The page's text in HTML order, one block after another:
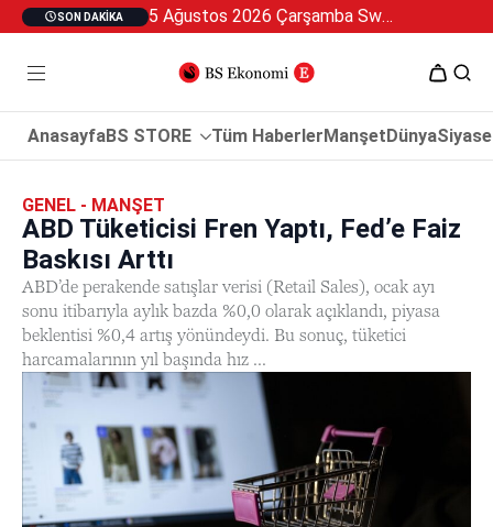
SON DAKIKA 5 Ağustos 2026 Çarşamba Swan Özel 2
AnasayfaBS STORE Tüm HaberlerManşetDünya
GENEL - MANŞET
ABD Tüketicisi Fren Yaptı, Fed’e Faiz
Baskısı Arttı
ABD’de perakende satışlar verisi (Retail Sales), ocak ayı
sonu itibarıyla aylık bazda %0,0 olarak açıklandı, piyasa
beklentisi %0,4 artış yönündeydi. Bu sonuç, tüketici
harcamalarının yıl başında hız ...